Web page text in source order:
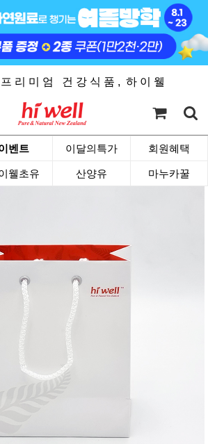
리 미 엄 건 강 식 품 , 하 이 웰
벤트 이달의특가 회원혜택
웰초유 산양유 마누카꿀